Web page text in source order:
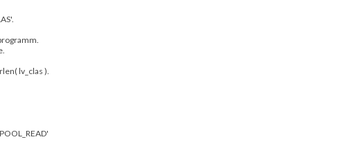
.
.
.
(lv clas ).